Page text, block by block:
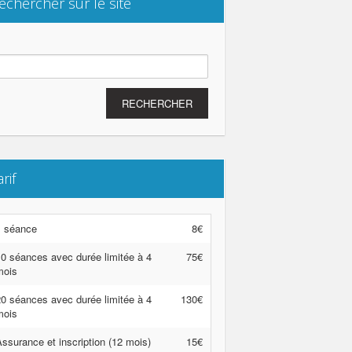
:
séance
8€
séances avec durée limitée à 4
75€
séances avec durée limitée à 4
130€
et inscription (12 mois) 15€